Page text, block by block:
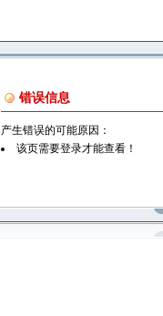
错误信息
产生错误的可能原因：
该页需要登录才能查看！